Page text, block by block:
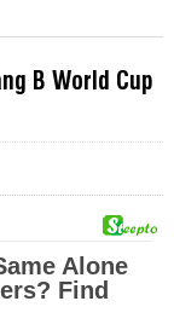
B World Cup